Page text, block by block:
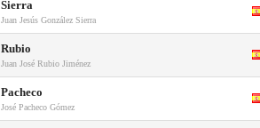
Sierra
Juan Jesús González Sierra
Rubio
Juan José Rubio Jiménez
Pacheco
José Pacheco Gómez